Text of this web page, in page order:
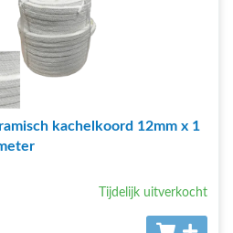
kachelkoord 12mm x 1
Tijdelijk uitverkocht